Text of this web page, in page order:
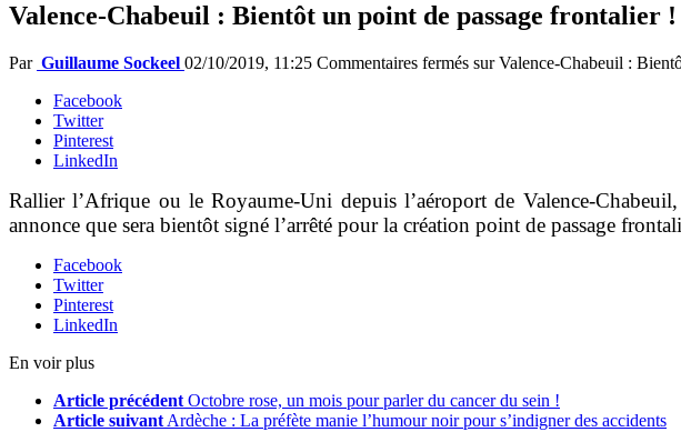
Valence-Chabeuil : Bientôt un point de passage frontalier !
Par Guillaume Sockeel 02/10/2019, 11:25 Commentaires fermés sur Valence-Chabeuil :
Facebook
Twitter
Pinterest
LinkedIn
Rallier l’Afrique ou le Royaume-Uni depuis l’aéroport de Valence-
annonce que sera bientôt signé l’arrêté pour la création point de passage
Facebook
Twitter
Pinterest
LinkedIn
En voir plus
Article précédent Octobre rose, un mois pour parler du cancer du sein !
Article suivant Ardèche : La préfète manie l’humour noir pour s’indigner des accidents